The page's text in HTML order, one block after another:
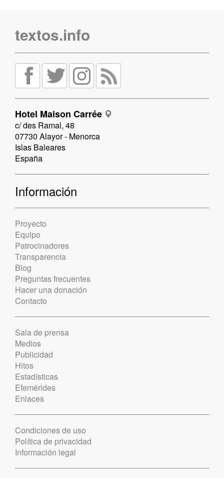
textos.info
Hotel Maison Carrée
c/ des Ramal, 48
07730 Alayor - Menorca
Islas Baleares
España
Información
Proyecto
Equipo
Patrocinadores
Transparencia
Blog
Preguntas frecuentes
Hacer una donación
Contacto
Sala de prensa
Medios
Publicidad
Hitos
Estadísticas
Efemérides
Enlaces
Condiciones de uso
Política de privacidad
Información legal